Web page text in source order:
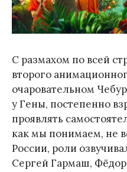
С размахом по всей
второго
очаровательном
у Гены, постепенно
проявлять
как мы понимаем, не
России, роли
Сергей Гармаш,